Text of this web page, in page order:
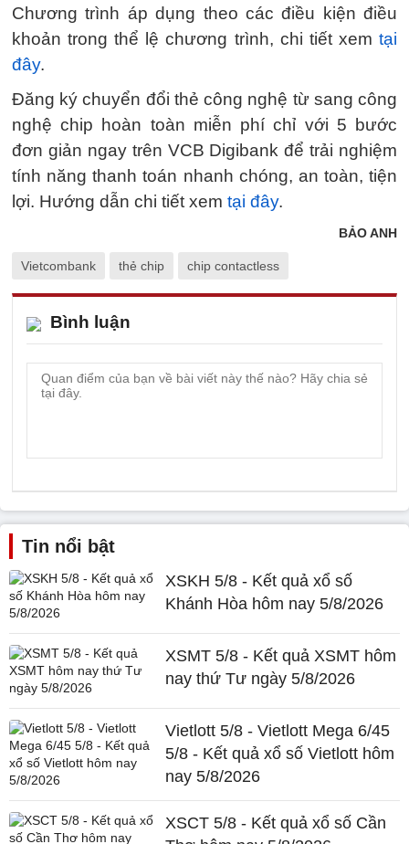
Chương trình áp dụng theo các điều kiện điều
khoản trong thể lệ chương trình, chi tiết xem tại
đây.
Đăng ký chuyển đổi thẻ công nghệ từ sang công
nghệ chip hoàn toàn miễn phí chỉ với 5 bước
đơn giản ngay trên VCB Digibank để trải nghiệm
tính năng thanh toán nhanh chóng, an toàn, tiện
lợi. Hướng dẫn chi tiết xem tại đây.
BẢO ANH
Vietcombank thẻ chip chip contactless
Bình luận
Tin nổi bật
XSKH 5/8 - Kết quả xổ số
Khánh Hòa hôm nay 5/8/2026
XSMT 5/8 - Kết quả XSMT hôm
nay thứ Tư ngày 5/8/2026
Vietlott 5/8 - Vietlott Mega 6/45
5/8 - Kết quả xổ số Vietlott hôm
nay 5/8/2026
XSCT 5/8 - Kết quả xổ số Cần